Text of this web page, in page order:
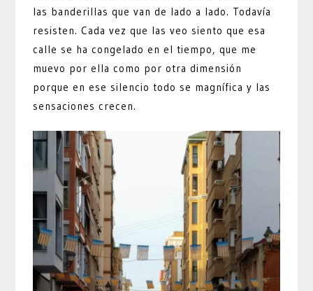
las banderillas que van de lado a lado. Todavía
resisten. Cada vez que las veo siento que esa
calle se ha congelado en el tiempo, que me
muevo por ella como por otra dimensión
porque en ese silencio todo se magnífica y las
sensaciones crecen.